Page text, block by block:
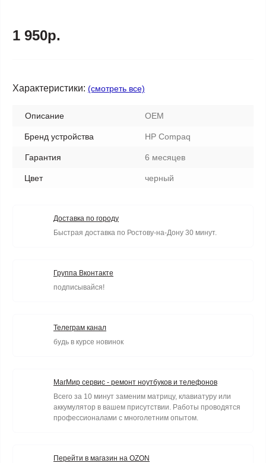
1 950р.
Характеристики: (смотреть все)
Описание OEM
Бренд устройства HP Compaq
Гарантия 6 месяцев
Цвет черный
Доставка по городу
Быстрая доставка по Ростову-на-Дону 30 минут.
Группа Вконтакте
подписывайся!
Телеграм канал
будь в курсе новинок
МагМир сервис - ремонт ноутбуков и телефонов
Всего за 10 минут заменим матрицу, клавиатуру или
аккумулятор в вашем присутствии. Работы проводятся
профессионалами с многолетним опытом.
Перейти в магазин на OZON